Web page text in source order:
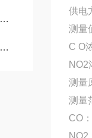
供电
测量
C O
NO2
测量
测量
CO
NO2